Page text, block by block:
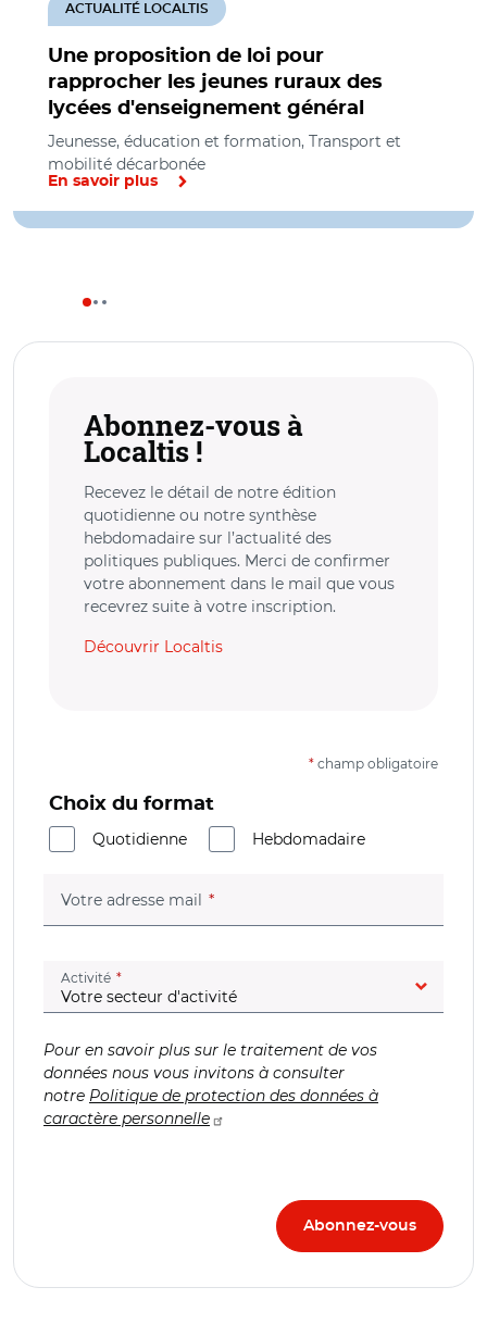
Une proposition de loi pour
rapprocher les jeunes ruraux des
lycées d'enseignement général
ACTUALITÉ LOCALTIS
Jeunesse, éducation et formation, Transport et
mobilité décarbonée
En savoir plus
Abonnez-vous à
Localtis !
Recevez le détail de notre édition
quotidienne ou notre synthèse
hebdomadaire sur l’actualité des
politiques publiques. Merci de confirmer
votre abonnement dans le mail que vous
recevrez suite à votre inscription.
Découvrir Localtis
* champ obligatoire
Choix du format
Quotidienne
Hebdomadaire
Votre adresse mail (champ obligatoire)
Activité (champ obligatoire)
Pour en savoir plus sur le traitement de vos
données nous vous invitons à consulter
notre Politique de protection des données à
caractère personnelle